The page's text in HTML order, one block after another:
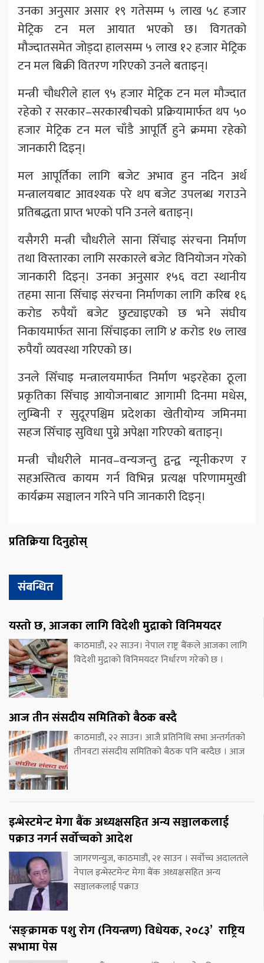
उनका अनुसार असार १९ गतेसम्म ५ लाख ५८ हजार
मेट्रिक टन मल आयात भएको छ। विगतको
मौज्दातसमेत जोड्दा हालसम्म ५ लाख १२ हजार मेट्रिक
टन मल बिक्री वितरण गरिएको उनले बताइन्।
मन्त्री चौधरीले हाल ९५ हजार मेट्रिक टन मल मौज्दात
रहेको र सरकार–सरकारबीचको प्रक्रियामार्फत थप ५०
हजार मेट्रिक टन मल चाँडै आपूर्ति हुने क्रममा रहेको
जानकारी दिइन्।
मल आपूर्तिका लागि बजेट अभाव हुन नदिन अर्थ
मन्त्रालयबाट आवश्यक परे थप बजेट उपलब्ध गराउने
प्रतिबद्धता प्राप्त भएको पनि उनले बताइन्।
यसैगरी मन्त्री चौधरीले साना सिँचाइ संरचना निर्माण
तथा विस्तारका लागि सरकारले बजेट विनियोजन गरेको
जानकारी दिइन्। उनका अनुसार १५६ वटा स्थानीय
तहमा साना सिँचाइ संरचना निर्माणका लागि करिब १६
करोड रुपैयाँ बजेट छुट्याइएको छ भने संघीय
निकायमार्फत साना सिँचाइका लागि ४ करोड १७ लाख
रुपैयाँ व्यवस्था गरिएको छ।
उनले सिँचाइ मन्त्रालयमार्फत निर्माण भइरहेका ठूला
प्रकृतिका सिँचाइ आयोजनाबाट आगामी दिनमा मधेस,
लुम्बिनी र सुदूरपश्चिम प्रदेशका खेतीयोग्य जमिनमा
सहज सिँचाइ सुविधा पुग्ने अपेक्षा गरिएको बताइन्।
मन्त्री चौधरीले मानव–वन्यजन्तु द्वन्द्व न्यूनीकरण र
सहअस्तित्व कायम गर्न विभिन्न प्रत्यक्ष परिणाममुखी
कार्यक्रम सञ्चालन गरिने पनि जानकारी दिइन्।
प्रतिक्रिया दिनुहोस्
संबन्धित
यस्तो छ, आजका लागि विदेशी मुद्राको विनिमयदर
काठमाडौं, २२ साउन। नेपाल राष्ट्र बैंकले आजका लागि
विदेशी मुद्राको विनिमयदर निर्धारण गरेको छ ।
आज तीन संसदीय समितिको बैठक बस्दै
काठमाडौं, २२ साउन। आजै प्रतिनिधि सभा अन्तर्गतको
तीनवटा संसदीय समितिको बैठक पनि बस्दैछ । आज
इन्भेस्टमेन्ट मेगा बैंक अध्यक्षसहित अन्य सञ्चालकलाई
पक्राउ नगर्न सर्वोच्चको आदेश
जागरणन्युज, काठमाडौं, २१ साउन । सर्वोच्च अदालतले
नेपाल इन्भेस्टमेन्ट मेगा बैंक अध्यक्षसहित अन्य
सञ्चालकलाई पक्राउ
‘सङ्क्रामक पशु रोग (नियन्त्रण) विधेयक, २०८३’ राष्ट्रिय
सभामा पेस